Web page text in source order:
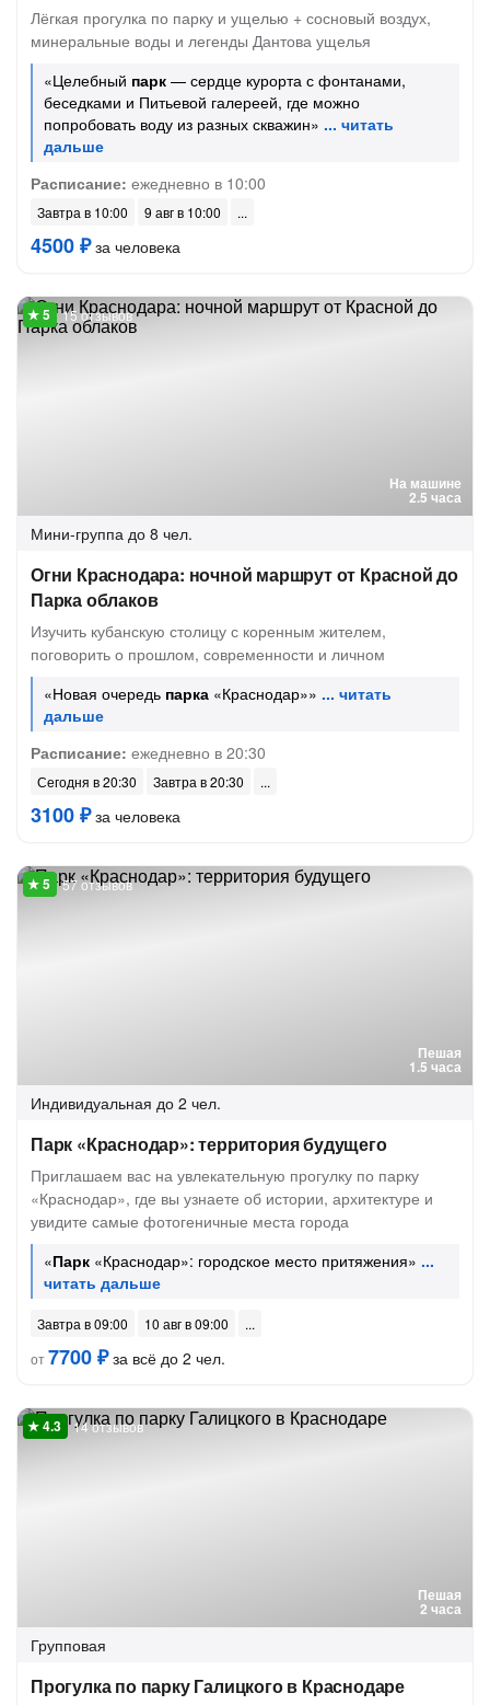
Лёгкая прогулка по парку и ущелью + сосновый воздух,
минеральные воды и легенды Дантова ущелья
«Целебный парк — сердце курорта с фонтанами,
беседками и Питьевой галереей, где можно
попробовать воду из разных скважин»
Расписание: ежедневно в 10:00
Завтра в 10:00 9 авг в 10:00
4500 ₽за человека
На машине
2.5 часа
15 отзывов
Мини-группа до 8 чел.
Огни Краснодара: ночной маршрут от Красной до
Парка облаков
Изучить кубанскую столицу с коренным жителем,
поговорить о прошлом, современности и личном
«Новая очередь парка «Краснодар»»
Расписание: ежедневно в 20:30
Сегодня в 20:30 Завтра в 20:30
3100 ₽за человека
Пешая
1.5 часа
57 отзывов
Индивидуальная до 2 чел.
Парк «Краснодар»: территория будущего
Приглашаем вас на увлекательную прогулку по парку
«Краснодар», где вы узнаете об истории, архитектуре и
увидите самые фотогеничные места города
«Парк «Краснодар»: городское место притяжения»
Завтра в 09:00
10 авг в 09:00
от7700 ₽за всё до 2 чел.
Пешая
2 часа
14 отзывов
Групповая
Прогулка по парку Галицкого в Краснодаре